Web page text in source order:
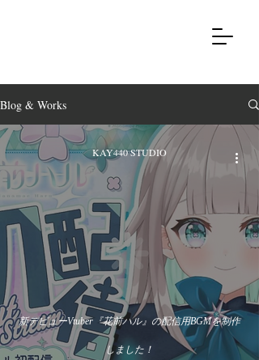
Blog & Works
新デビューVtuber『花前ハル』の配信用BGMを制作
しました！
KAY440 STUDIO